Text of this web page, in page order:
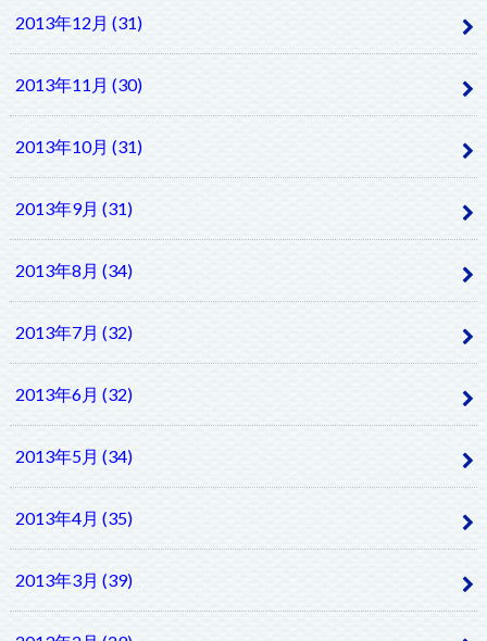
2013年12月 (31)
2013年11月 (30)
2013年10月 (31)
2013年9月 (31)
2013年8月 (34)
2013年7月 (32)
2013年6月 (32)
2013年5月 (34)
2013年4月 (35)
2013年3月 (39)